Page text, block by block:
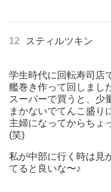
12 スティルツキン
学生時代に回転寿司店
艦巻き作って回しまし
スーパーで買うと、少
まかないでてんこ盛り
主婦になってからちょ
(笑)
私が中部に行く時は見
てると良いな〜♪